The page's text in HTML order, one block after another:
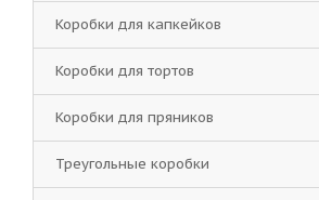
Коробки для капкейков
Коробки для тортов
Коробки для пряников
Треугольные коробки